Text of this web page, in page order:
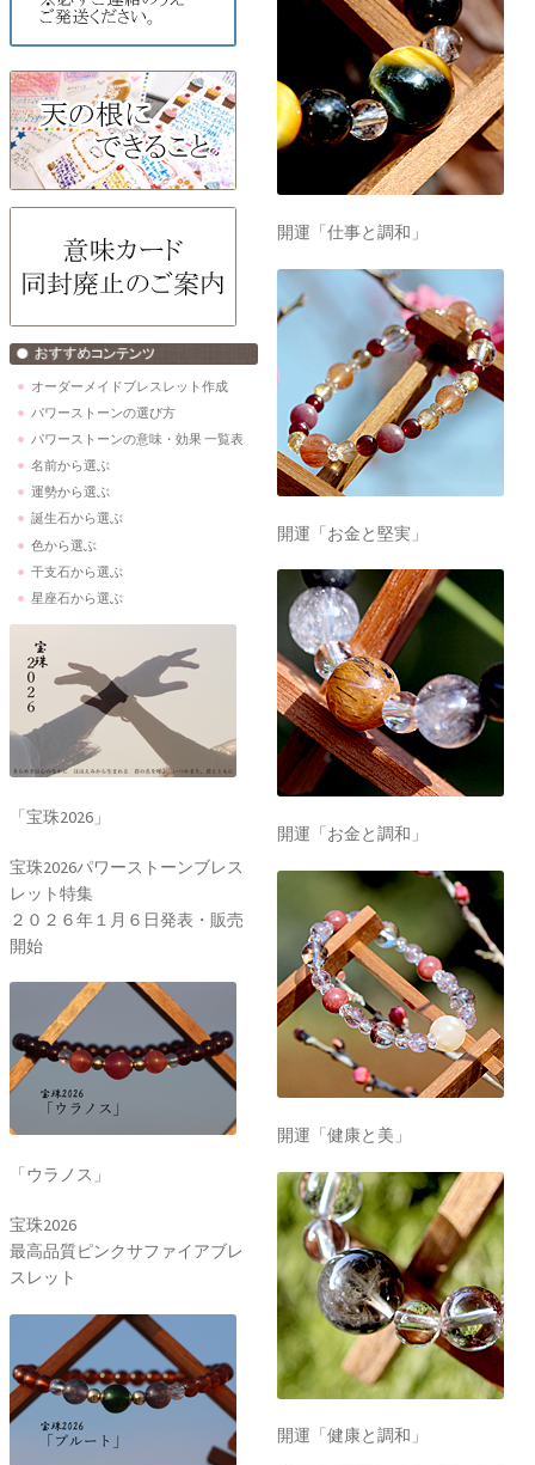
オーダーメイドブレスレット作成
パワーストーンの選び方
パワーストーンの意味・効果 一覧表
名前から選ぶ
運勢から選ぶ
誕生石から選ぶ
色から選ぶ
干支石から選ぶ
星座石から選ぶ
「宝珠2026」
宝珠2026パワーストーンブレス
レット特集
２０２６年１月６日発表・販売
開始
「ウラノス」
宝珠2026
最高品質ピンクサファイアブレ
スレット
開運「仕事と調和」
開運「お金と堅実」
開運「お金と調和」
開運「健康と美」
開運「健康と調和」